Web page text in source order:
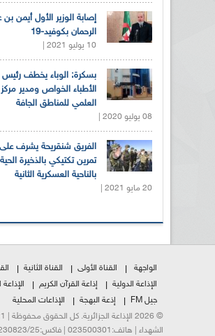
إصابة الوزير الأول أيمن بن
الرحمان بكوفيد-19
10 يوليو 2021 |
بسكرة: الوباء يخطف رئيس
الأطباء الخواص ومدير
العلمي للمناطق الجافة
08 يوليو 2020 |
الفريق شنقريحة يشرف على
تمرين تكتيكي بالذخيرة الحية
بالناحية العسكرية الثانية
20 مايو 2021 |
الواجهة القناة الأولى القناة الثانية
الإذاعة الدولية
إذاعة القرآن الكريم
الإذاعة
جيل FM
إذعة البهجة
الإذاعات المحلية
الشهداء | هاتف:023500301 | فاكس:021230823/25